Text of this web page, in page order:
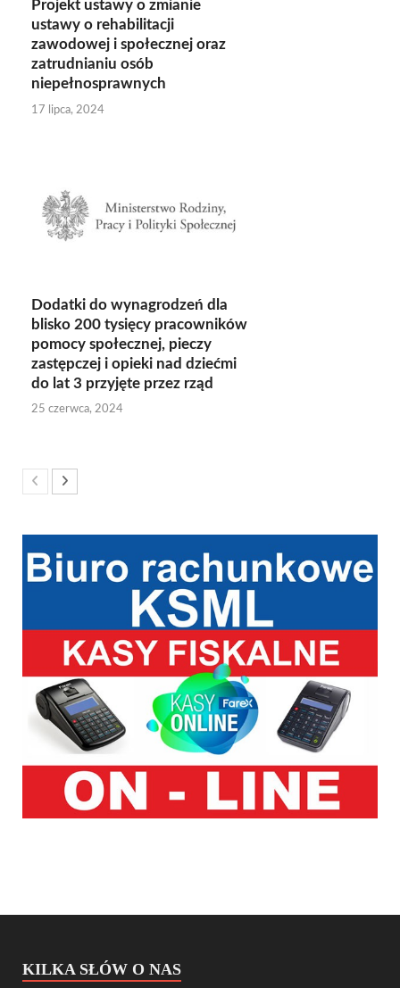
Projekt ustawy o zmianie
ustawy o rehabilitacji
zawodowej i społecznej oraz
zatrudnianiu osób
niepełnosprawnych
17 lipca, 2024
Dodatki do wynagrodzeń dla
blisko 200 tysięcy pracowników
pomocy społecznej, pieczy
zastępczej i opieki nad dziećmi
do lat 3 przyjęte przez rząd
25 czerwca, 2024
KILKA SŁÓW O NAS